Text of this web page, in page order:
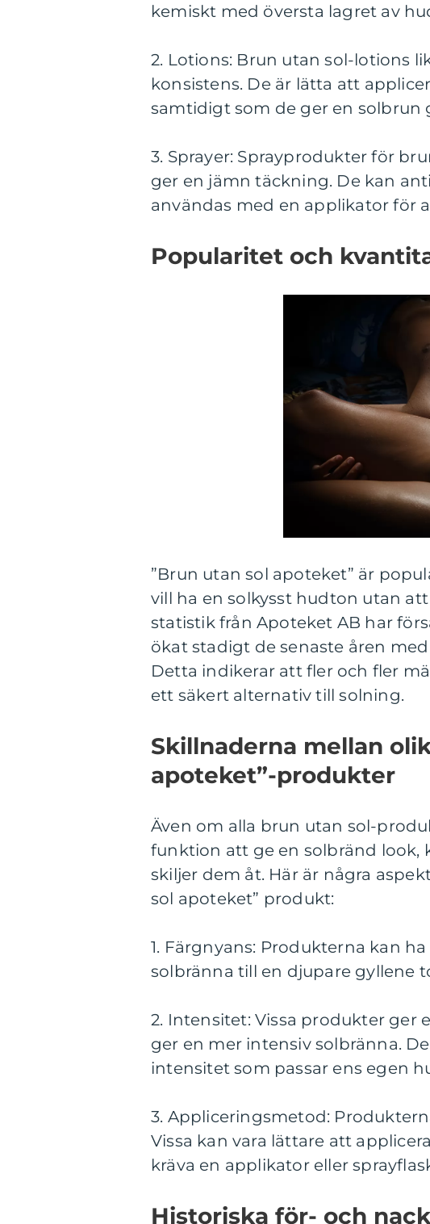
kemiskt med översta lagret av
2. Lotions: Brun utan sol-lotions
konsistens. De är lätta att
samtidigt som de ger en solbrun
3. Sprayer: Sprayprodukter för
ger en jämn täckning. De kan
användas med en applikator för
Popularitet och
”Brun utan sol apoteket” är
vill ha en solkysst hudton utan
statistik från Apoteket AB har
ökat stadigt de senaste åren
Detta indikerar att fler och fler
ett säkert alternativ till solning.
Skillnaderna mellan
apoteket”-produkter
Även om alla brun utan sol-
funktion att ge en solbränd look,
skiljer dem åt. Här är några
sol apoteket” produkt:
1. Färgnyans: Produkterna kan
solbränna till en djupare gyllene
2. Intensitet: Vissa produkter ger
ger en mer intensiv solbränna.
intensitet som passar ens egen
3. Appliceringsmetod:
Vissa kan vara lättare att
kräva en applikator eller
Historiska för- och